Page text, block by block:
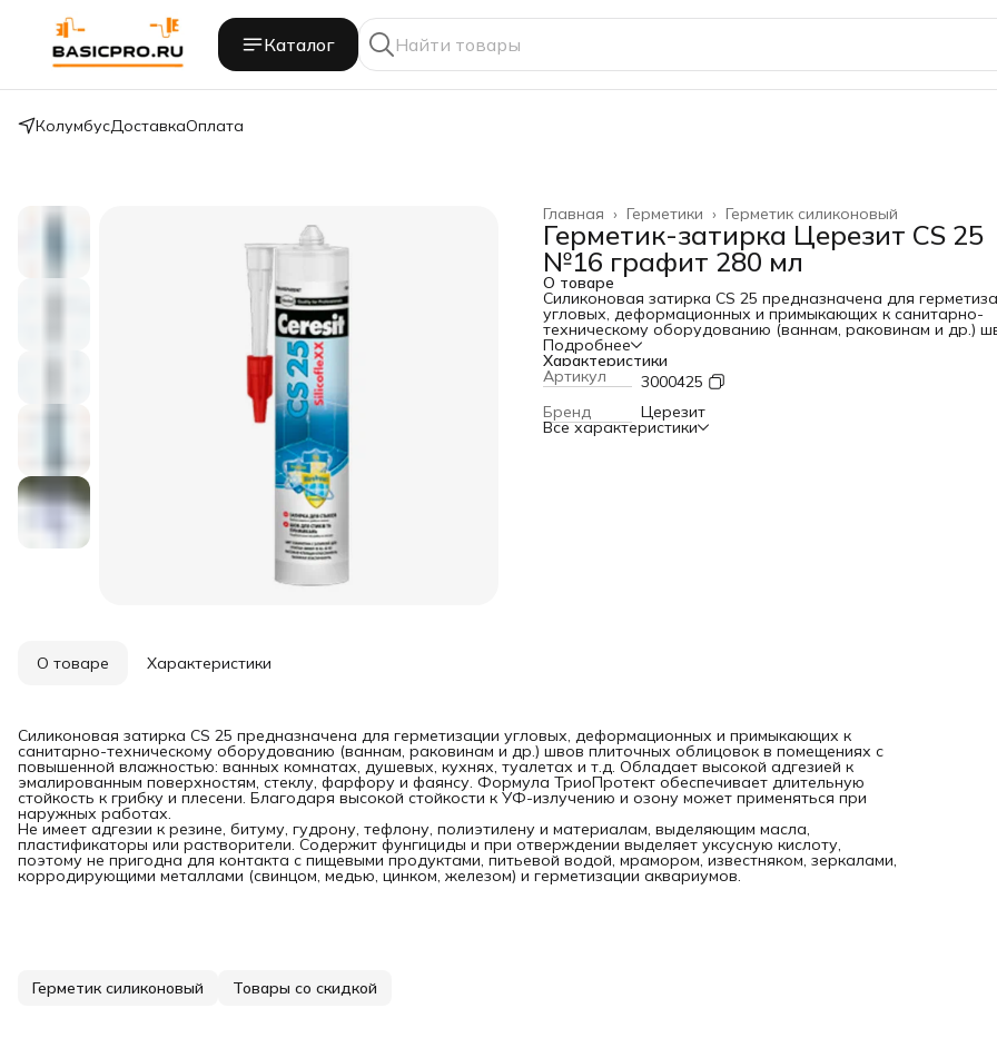
Каталог
КолумбусДоставкаОплата
Герметик силиконовый
Герметики ›
Главная ›
Герметик-затирка Церезит CS 25
№16 графит 280 мл
О товаре
Силиконовая затирка CS 25 предназначена для
угловых, деформационных и примыкающих к санитарно-
техническому оборудованию (ваннам, раковинам и др.)
плиточных облицовок в помещениях с повышенной
влажностью: ванных комнатах, душевых, кухнях, туалетах
т.д. Обладает высокой адгезией к эмалированным
поверхностям, стеклу, фарфору и фаянсу. Формула
ТриоПротект обеспечивает длительную стойкость к
плесени. Благодаря высокой стойкости к УФ-излучению и
озону может применяться при наружных работах.
Подробнее
Характеристики
Артикул
3000425
Бренд
Церезит
Все характеристики
О товаре Характеристики
Силиконовая затирка CS 25 предназначена для герметизации угловых, деформационных и примыкающих к
санитарно-техническому оборудованию (ваннам, раковинам и др.) швов плиточных облицовок в помещениях с
повышенной влажностью: ванных комнатах, душевых, кухнях, туалетах и т.д. Обладает высокой адгезией к
эмалированным поверхностям, стеклу, фарфору и фаянсу. Формула ТриоПротект обеспечивает длительную
стойкость к грибку и плесени. Благодаря высокой стойкости к УФ-излучению и озону может применяться при
наружных работах.
Не имеет адгезии к резине, битуму, гудрону, тефлону, полиэтилену и материалам, выделяющим масла,
пластификаторы или растворители. Содержит фунгициды и при отверждении выделяет уксусную кислоту,
поэтому не пригодна для контакта с пищевыми продуктами, питьевой водой, мрамором, известняком, зеркалами,
корродирующими металлами (свинцом, медью, цинком, железом) и герметизации аквариумов.
Герметик силиконовый Товары со скидкой